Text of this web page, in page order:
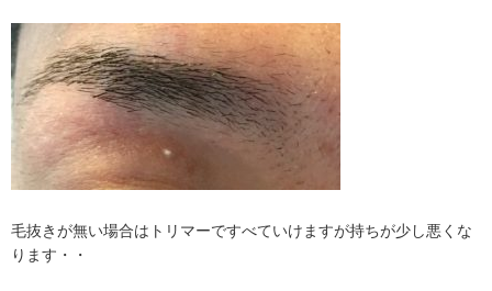
毛抜きが無い場合はトリマーですべていけますが持ちが少し悪くな
ります・・